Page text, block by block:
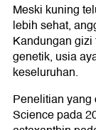
Meski kuning
lebih sehat,
Kandungan
genetik, usia
keseluruhan.
Penelitian
Science pada